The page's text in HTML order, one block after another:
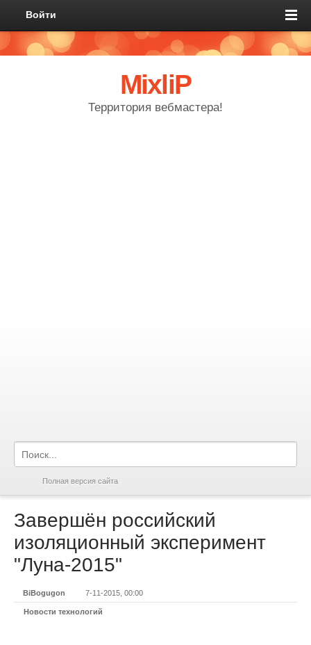
Войти
MixliP
Территория вебмастера!
Полная версия сайта
Завершён российский
изоляционный эксперимент
"Луна-2015"
BiBogugon 7-11-2015, 00:00
Новости технологий